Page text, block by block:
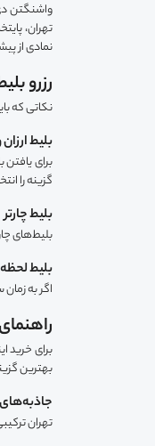
واشنگتن
تهران،
نمادی از
رزرو
نکاتی که
بلیط
برای
گزینه را
بلیط چارتر
بلیط‌های
بلیط
اگر به
برای خرید
بهترین
تهران